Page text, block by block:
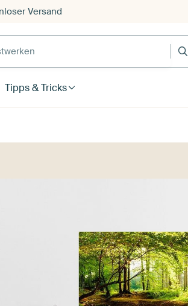
Versand
Tipps & Tricks